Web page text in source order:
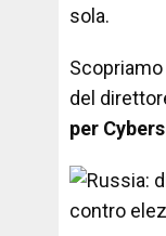
sola.
del
per